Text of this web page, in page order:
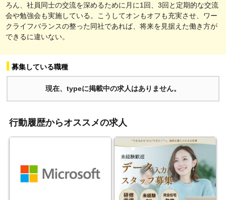
ろん、社員同士の交流を深めるために月に1回、3回と定期的な交流
会や勉強会も実施している。こうしてオンもオフも充実させ、ワー
クライフバランスの整った同社であれば、将来を見据えた働き方が
できるに違いない。
募集している職種
現在、typeに掲載中の求人はありません。
行動履歴からオススメの求人